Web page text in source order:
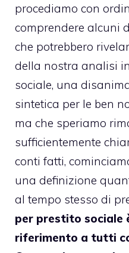
procediamo con
comprendere alcuni
che potrebbero
della nostra analisi
sociale, una
sintetica per le ben
ma che speriamo
sufficientemente
conti fatti,
una definizione
al tempo stesso di
per prestito sociale
riferimento a tutti